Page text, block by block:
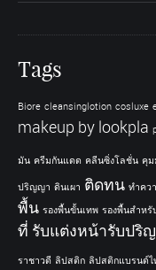
Tags
Biore cleansinglotion cosluxe
makeup by lookpla
มัน ครีมกันแดด คลีนซิ่งโลชั่น คุ
ปริญญา ดินเผา ติดทน ทำคว
พื้น รองพื้นขั้นเทพ รองพื้นสำหรั
ที่ รับแต่งหน้ารับปริ
ราชาวดี ลิปสติก ลิปสติกแบรนด์ไ